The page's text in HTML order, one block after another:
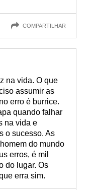
COMPARTILHAR
na vida. O que
assumir as
erro é burrice.
quando falhar
na vida e
o sucesso. As
do mundo
erros, é mil
do lugar. Os
erra sim.